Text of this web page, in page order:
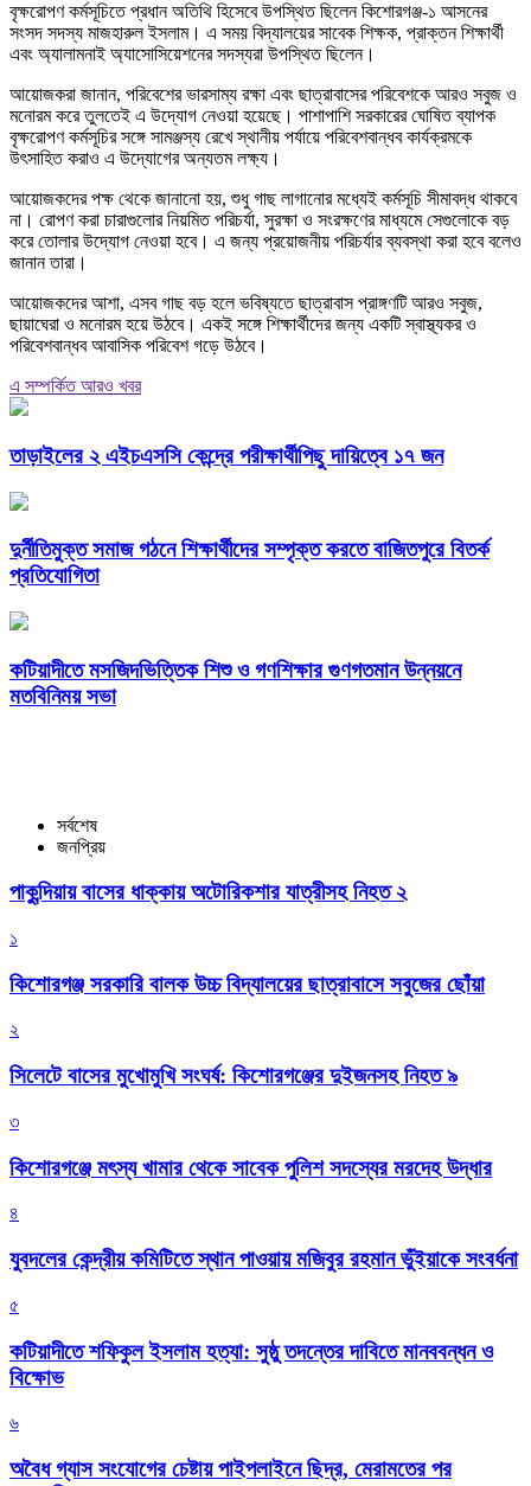
বৃক্ষরোপণ কর্মসূচিতে প্রধান অতিথি হিসেবে উপস্থিত ছিলেন কিশোরগঞ্জ-১ আসনের
সংসদ সদস্য মাজহারুল ইসলাম। এ সময় বিদ্যালয়ের সাবেক শিক্ষক, প্রাক্তন শিক্ষার্থী
এবং অ্যালামনাই অ্যাসোসিয়েশনের সদস্যরা উপস্থিত ছিলেন।
আয়োজকরা জানান, পরিবেশের ভারসাম্য রক্ষা এবং ছাত্রাবাসের পরিবেশকে আরও সবুজ ও
মনোরম করে তুলতেই এ উদ্যোগ নেওয়া হয়েছে। পাশাপাশি সরকারের ঘোষিত ব্যাপক
বৃক্ষরোপণ কর্মসূচির সঙ্গে সামঞ্জস্য রেখে স্থানীয় পর্যায়ে পরিবেশবান্ধব কার্যক্রমকে
উৎসাহিত করাও এ উদ্যোগের অন্যতম লক্ষ্য।
আয়োজকদের পক্ষ থেকে জানানো হয়, শুধু গাছ লাগানোর মধ্যেই কর্মসূচি সীমাবদ্ধ থাকবে
না। রোপণ করা চারাগুলোর নিয়মিত পরিচর্যা, সুরক্ষা ও সংরক্ষণের মাধ্যমে সেগুলোকে বড়
করে তোলার উদ্যোগ নেওয়া হবে। এ জন্য প্রয়োজনীয় পরিচর্যার ব্যবস্থা করা হবে বলেও
জানান তারা।
আয়োজকদের আশা, এসব গাছ বড় হলে ভবিষ্যতে ছাত্রাবাস প্রাঙ্গণটি আরও সবুজ,
ছায়াঘেরা ও মনোরম হয়ে উঠবে। একই সঙ্গে শিক্ষার্থীদের জন্য একটি স্বাস্থ্যকর ও
পরিবেশবান্ধব আবাসিক পরিবেশ গড়ে উঠবে।
এ সম্পর্কিত আরও খবর
তাড়াইলের ২ এইচএসসি কেন্দ্রে পরীক্ষার্থীপিছু দায়িত্বে ১৭ জন
দুর্নীতিমুক্ত সমাজ গঠনে শিক্ষার্থীদের সম্পৃক্ত করতে বাজিতপুরে বিতর্ক
প্রতিযোগিতা
কটিয়াদীতে মসজিদভিত্তিক শিশু ও গণশিক্ষার গুণগতমান উন্নয়নে
মতবিনিময় সভা
সর্বশেষ
জনপ্রিয়
পাকুন্দিয়ায় বাসের ধাক্কায় অটোরিকশার যাত্রীসহ নিহত ২
১
কিশোরগঞ্জ সরকারি বালক উচ্চ বিদ্যালয়ের ছাত্রাবাসে সবুজের ছোঁয়া
২
সিলেটে বাসের মুখোমুখি সংঘর্ষ: কিশোরগঞ্জের দুইজনসহ নিহত ৯
৩
কিশোরগঞ্জে মৎস্য খামার থেকে সাবেক পুলিশ সদস্যের মরদেহ উদ্ধার
৪
যুবদলের কেন্দ্রীয় কমিটিতে স্থান পাওয়ায় মজিবুর রহমান ভুঁইয়াকে সংবর্ধনা
৫
কটিয়াদীতে শফিকুল ইসলাম হত্যা: সুষ্ঠু তদন্তের দাবিতে মানববন্ধন ও
বিক্ষোভ
৬
অবৈধ গ্যাস সংযোগের চেষ্টায় পাইপলাইনে ছিদ্র, মেরামতের পর